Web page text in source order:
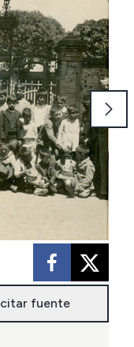
citar fuente